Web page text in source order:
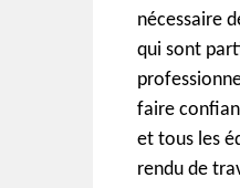
nécessaire
qui sont
faire
et tous les
rendu de